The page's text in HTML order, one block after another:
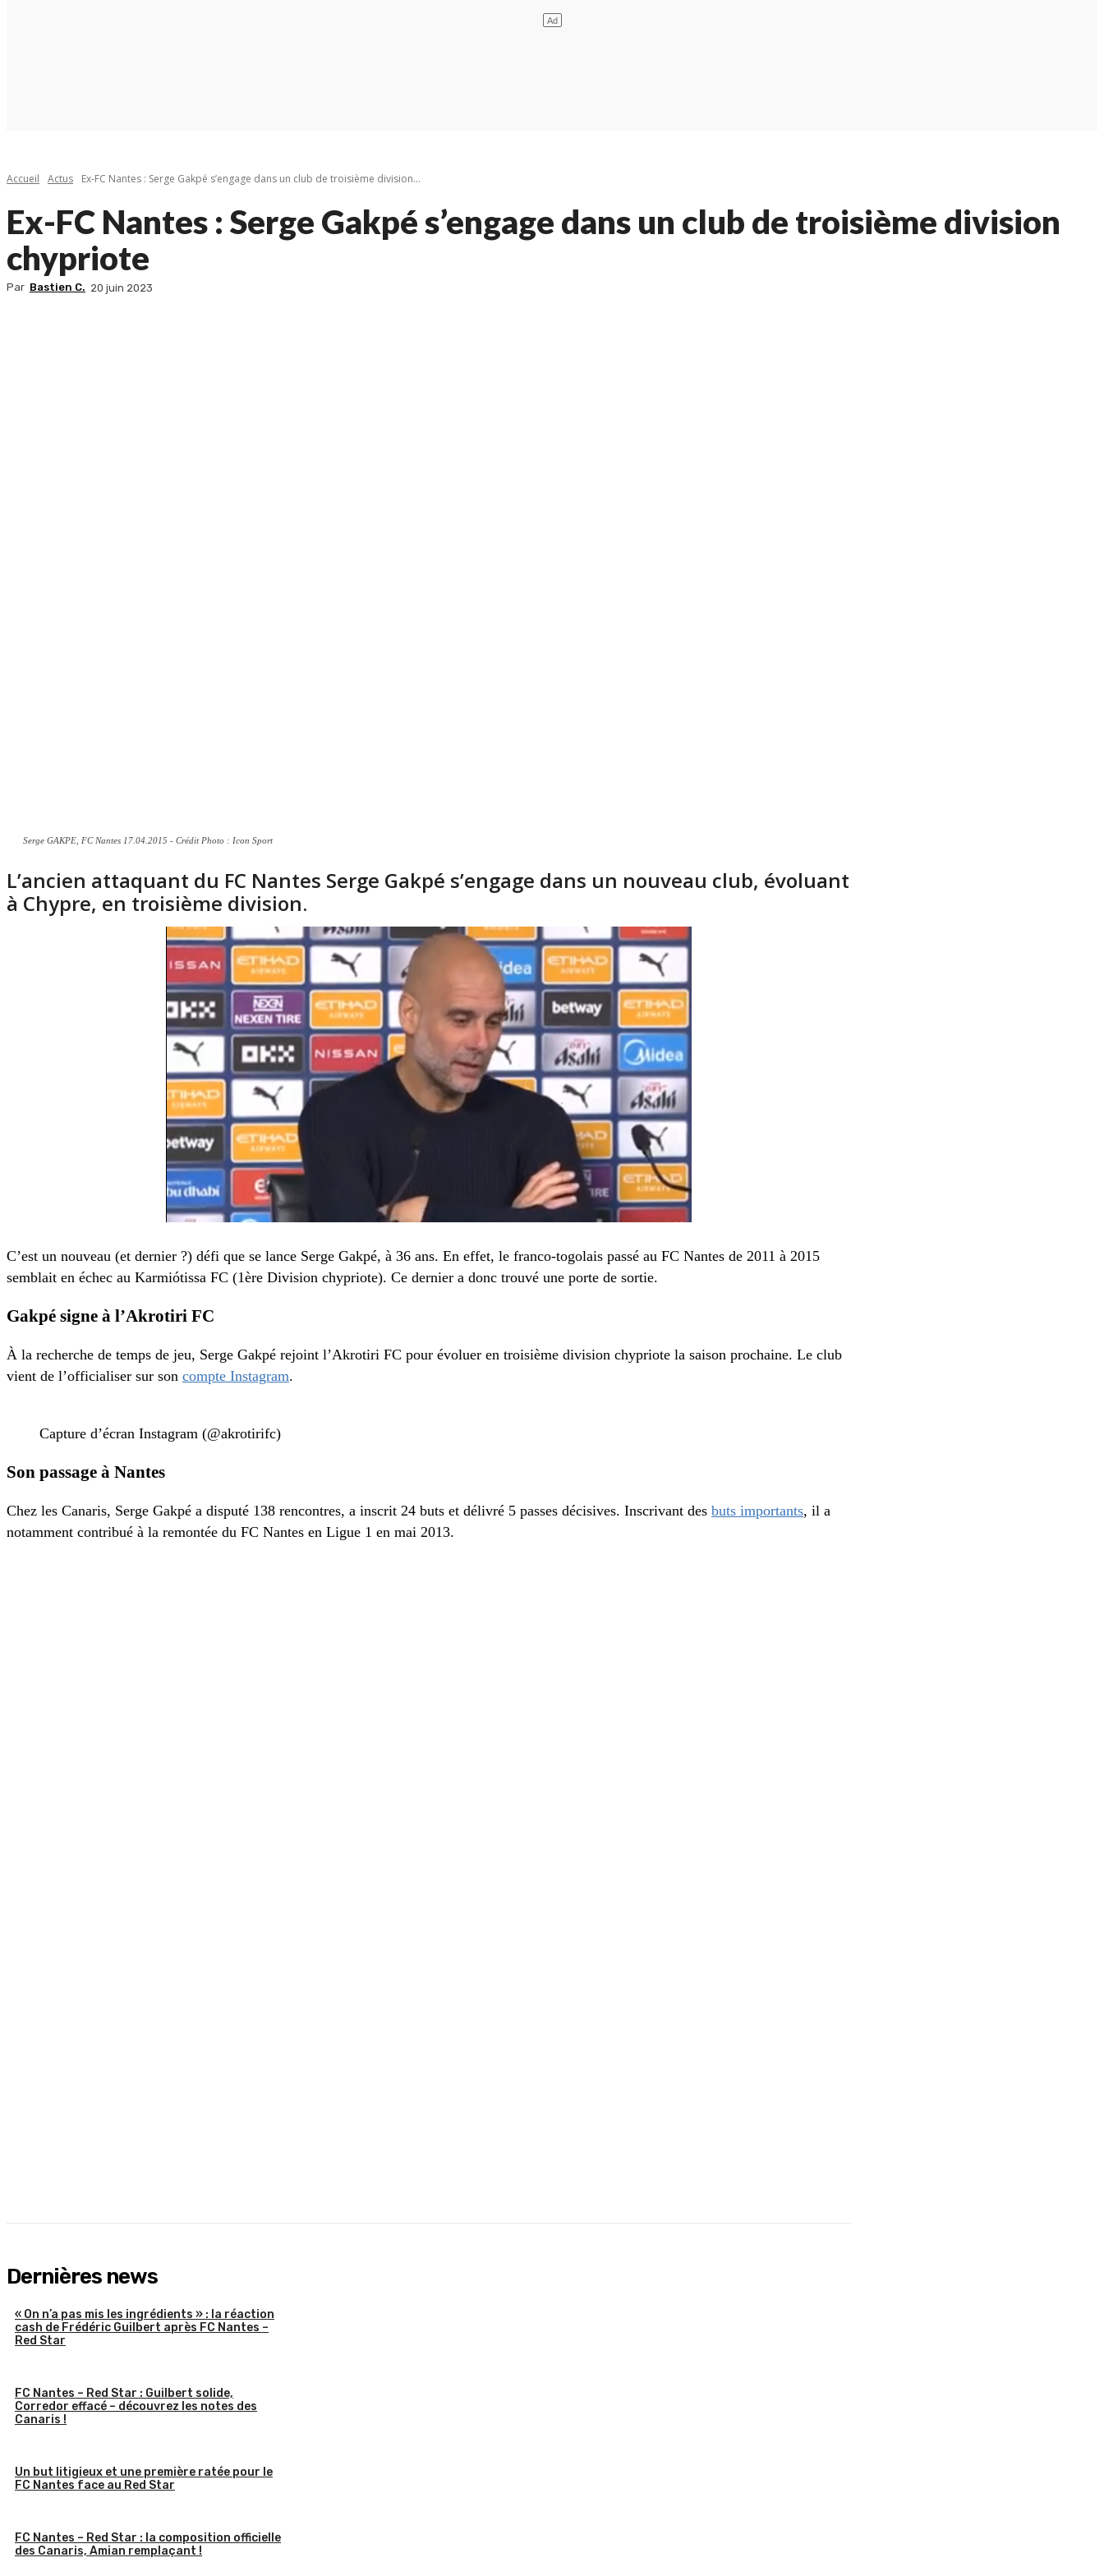
Accueil Actus Ex-FC Nantes : Serge Gakpé s’engage dans un club de troisième division...
Ex-FC Nantes : Serge Gakpé s’engage dans un club de troisième division
chypriote
Par Bastien C. 20 juin 2023
Serge GAKPE, FC Nantes 17.04.2015 - Crédit Photo : Icon Sport
L’ancien attaquant du FC Nantes Serge Gakpé s’engage dans un nouveau club, évoluant
à Chypre, en troisième division.
C’est un nouveau (et dernier ?) défi que se lance Serge Gakpé, à 36 ans. En effet, le franco-togolais passé au FC Nantes de 2011 à 2015
semblait en échec au Karmiótissa FC (1ère Division chypriote). Ce dernier a donc trouvé une porte de sortie.
Gakpé signe à l’Akrotiri FC
À la recherche de temps de jeu, Serge Gakpé rejoint l’Akrotiri FC pour évoluer en troisième division chypriote la saison prochaine. Le club
vient de l’officialiser sur son compte Instagram.
Capture d’écran Instagram (@akrotirifc)
Son passage à Nantes
Chez les Canaris, Serge Gakpé a disputé 138 rencontres, a inscrit 24 buts et délivré 5 passes décisives. Inscrivant des buts importants, il a
notamment contribué à la remontée du FC Nantes en Ligue 1 en mai 2013.
Dernières news
« On n’a pas mis les ingrédients » : la réaction
cash de Frédéric Guilbert après FC Nantes –
Red Star
FC Nantes – Red Star : Guilbert solide,
Corredor effacé – découvrez les notes des
Canaris !
Un but litigieux et une première ratée pour le
FC Nantes face au Red Star
FC Nantes – Red Star : la composition officielle
des Canaris, Amian remplaçant !